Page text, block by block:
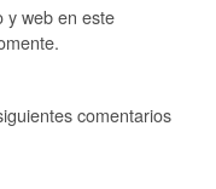
y web en este
comentarios